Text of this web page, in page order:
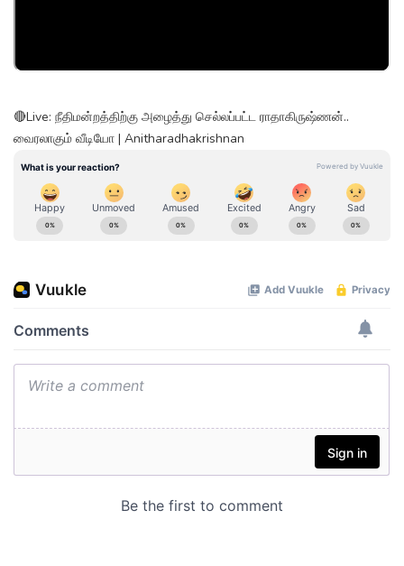
🔴Live: நீதிமன்றத்திற்கு அழைத்து செல்லப்பட்ட ராதாகிருஷ்ணன்..
வைரலாகும் வீடியோ | Anitharadhakrishnan